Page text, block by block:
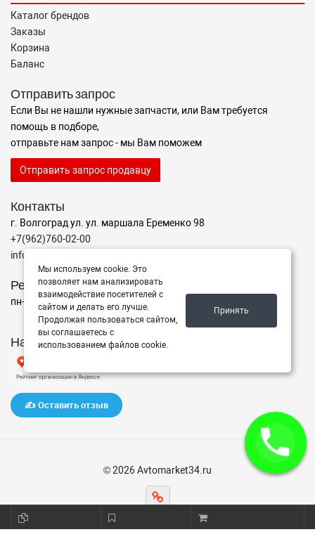
Каталог брендов
Заказы
Корзина
Баланс
Отправить запрос
Если Вы не нашли нужные запчасти, или Вам требуется
помощь в подборе,
отправьте нам запрос - мы Вам поможем
Отправить запрос продавцу
Контакты
г. Волгоград ул. ул. маршала Еременко 98
+7(962)760-02-00
info@avtomarket34.ru
Режим работы
пн-пт с 10:00 до 15:00, Сб-Вс выходной
Наш рейтинг на Яндексе
✍️ Оставить отзыв
© 2026 Avtomarket34.ru
Мы используем cookie. Это
позволяет нам анализировать
взаимодействие посетителей с
сайтом и делать его лучше.
Продолжая пользоваться сайтом,
вы соглашаетесь с
использованием файлов cookie.
Принять